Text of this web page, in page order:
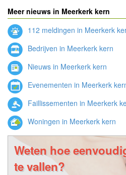
Meer nieuws in Meerkerk kern
112 meldingen in Meerkerk
Bedrijven in Meerkerk kern
Nieuws in Meerkerk kern
Evenementen in Meerkerk
Faillissementen in Meerkerk
Woningen in Meerkerk kern
Weten hoe
te vallen?